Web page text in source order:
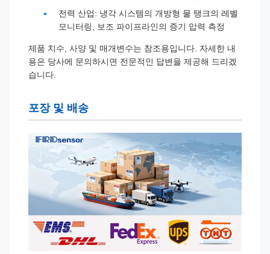
전력 산업: 냉각 시스템의 개방형 물 탱크의 레벨
모니터링, 보조 파이프라인의 증기 압력 측정
제품 치수, 사양 및 매개변수는 참조용입니다. 자세한 내
용은 당사에 문의하시면 전문적인 답변을 제공해 드리겠
습니다.
포장 및 배송